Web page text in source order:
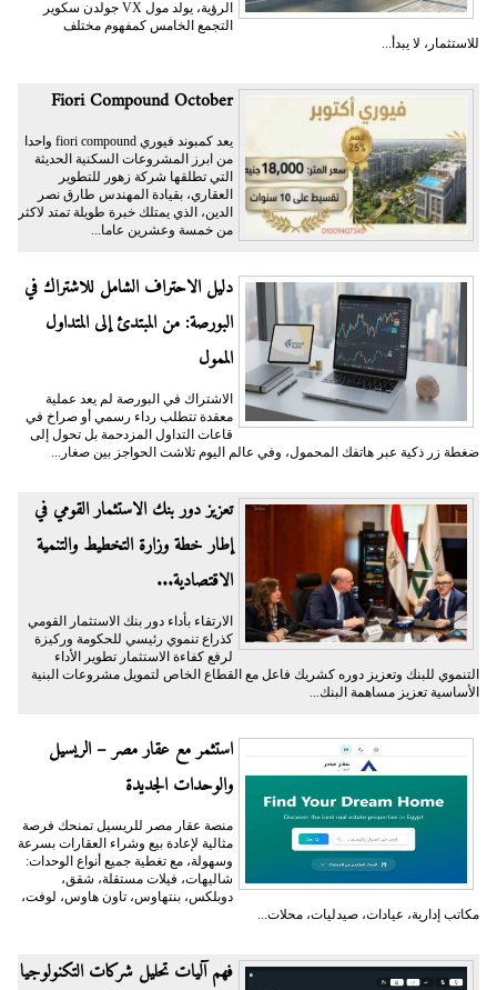
الرؤية، يولد مول VX جولدن سكوير
التجمع الخامس كمفهوم مختلف
للاستثمار، لا يبدأ...
Fiori Compound October
يعد كمبوند فيوري fiori compound واحدا
من ابرز المشروعات السكنية الحديثة
التي تطلقها شركة زهور للتطوير
العقاري، بقيادة المهندس طارق نصر
الدين، الذي يمتلك خبرة طويلة تمتد لاكثر
من خمسة وعشرين عاما...
دليل الاحتراف الشامل للاشتراك في
البورصة: من المبتدئ إلى المتداول
الممول
الاشتراك في البورصة لم يعد عملية
معقدة تتطلب رداء رسمي أو صراخ في
قاعات التداول المزدحمة بل تحول إلى
ضغطة زر ذكية عبر هاتفك المحمول، وفي عالم اليوم تلاشت الحواجز بين صغار...
تعزيز دور بنك الاستثمار القومي في
إطار خطة وزارة التخطيط والتنمية
الاقتصادية...
الارتقاء بأداء دور بنك الاستثمار القومي
كذراع تنموي رئيسي للحكومة وركيزة
لرفع كفاءة الاستثمار تطوير الأداء
التنموي للبنك وتعزيز دوره كشريك فاعل مع القطاع الخاص لتمويل مشروعات البنية
الأساسية تعزيز مساهمة البنك...
استثمر مع عقار مصر – الريسيل
والوحدات الجديدة
منصة عقار مصر للريسيل تمنحك فرصة
مثالية لإعادة بيع وشراء العقارات بسرعة
وسهولة، مع تغطية جميع أنواع الوحدات:
شاليهات، فيلات مستقلة، شقق،
دوبلكس، بنتهاوس، تاون هاوس، لوفت،
مكاتب إدارية، عيادات، صيدليات، محلات...
فهم آليات تحليل شركات التكنولوجيا